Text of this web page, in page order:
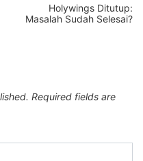
Holywings Ditutup:
Masalah Sudah Selesai?
Required fields are